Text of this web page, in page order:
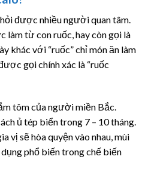
hỏi được nhiều người quan tâm.
làm từ con ruốc, hay còn gọi là
khác với “ruốc” chỉ món ăn làm
gọi chính xác là “ruốc
tôm của người miền Bắc.
ủ tép biển trong 7 – 10 tháng.
vị sẽ hòa quyện vào nhau, mùi
phổ biến trong chế biến